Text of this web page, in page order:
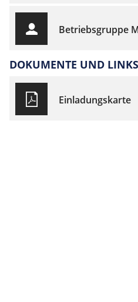
Betriebsgruppe
DOKUMENTE UND LINKS
Einladungskarte